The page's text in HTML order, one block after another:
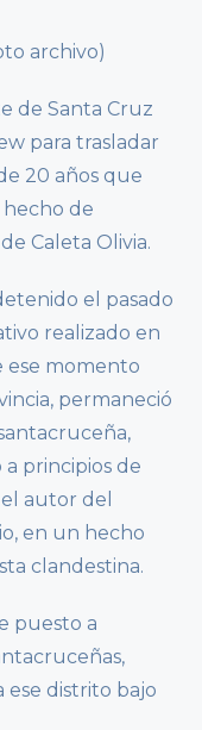
archivo)
de Santa Cruz
para trasladar
20 años que
de
Caleta Olivia.
el pasado
realizado en
ese momento
permaneció
principios de
autor del
en un hecho
clandestina.
puesto a
ese distrito bajo